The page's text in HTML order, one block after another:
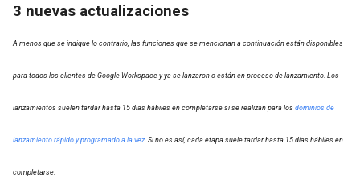
3 nuevas actualizaciones
A menos que se indique lo contrario, las funciones que se mencionan a continuación están disponibles
para todos los clientes de Google Workspace y ya se lanzaron o están en proceso de lanzamiento. Los
lanzamientos suelen tardar hasta 15 días hábiles en completarse si se realizan para los dominios de
lanzamiento rápido y programado a la vez. Si no es así, cada etapa suele tardar hasta 15 días hábiles en
completarse.